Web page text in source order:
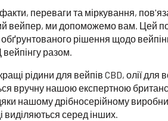
переваги та міркування,
вейпер, ми допоможемо вам. Цей
рішення щодо
разом.
рідини для вейпів CBD, олії для
вручну нашою експертною
нашому дрібносерійному
виділяються серед інших.